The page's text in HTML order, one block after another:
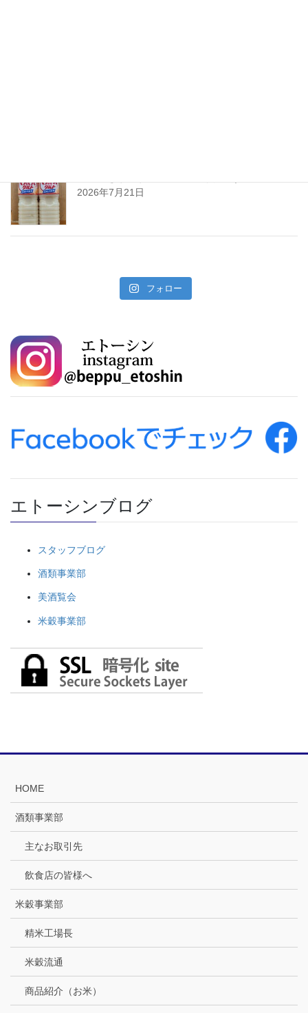
2026年7月21日
フォロー
エトーシンブログ
スタッフブログ
酒類事業部
美酒覧会
米穀事業部
HOME
酒類事業部
主なお取引先
飲食店の皆様へ
米穀事業部
精米工場長
米穀流通
商品紹介（お米）